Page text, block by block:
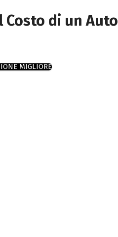
di un Auto
MIGLIORE